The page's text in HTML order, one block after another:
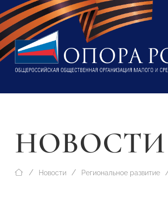
НОВОСТИ
Новости Региональное развитие